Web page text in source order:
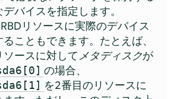
バイスを指定します。
リソースに実際のデバイス
こともできます。たとえば、
ースに対して メタディスクが
の場合、
を2番目のリソースに